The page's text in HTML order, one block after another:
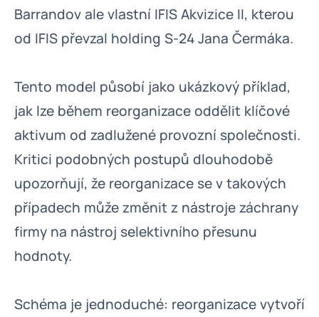
Barrandov ale vlastní IFIS Akvizice II, kterou
od IFIS převzal holding S-24 Jana Čermáka.
Tento model působí jako ukázkový příklad,
jak lze během reorganizace oddělit klíčové
aktivum od zadlužené provozní společnosti.
Kritici podobných postupů dlouhodobě
upozorňují, že reorganizace se v takových
případech může změnit z nástroje záchrany
firmy na nástroj selektivního přesunu
hodnoty.
Schéma je jednoduché: reorganizace vytvoří